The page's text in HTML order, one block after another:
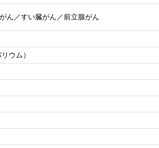
ん／すい臓がん／前立腺がん
ウム）